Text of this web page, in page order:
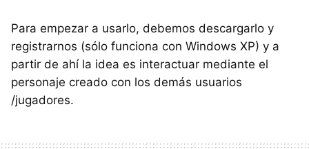
Para empezar a usarlo, debemos descargarlo y
registrarnos (sólo funciona con Windows XP) y a
partir de ahí la idea es interactuar mediante el
personaje creado con los demás usuarios
/jugadores.